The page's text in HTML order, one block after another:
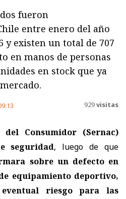
fueron
entre enero del año
y existen un total de 707
en manos de personas
en stock que ya
929visitas
Consumidor (Sernac)
seguridad, luego de que
sobre un defecto en
equipamiento deportivo,
riesgo para las